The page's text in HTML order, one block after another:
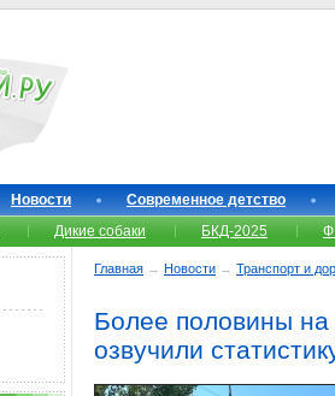
Новости
Современное детство
Дикие собаки БКД-2025
Главная → Новости → Транспорт и
Более половины
озвучили